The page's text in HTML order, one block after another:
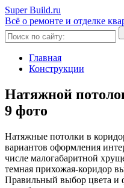
Super Build.ru
Всё о ремонте и отделке
Главная
Конструкции
Натяжной
9 фото
Натяжные потолки в
вариантов оформления
числе малогабаритной
темная прихожая-коридор
Правильный выбор цвета и